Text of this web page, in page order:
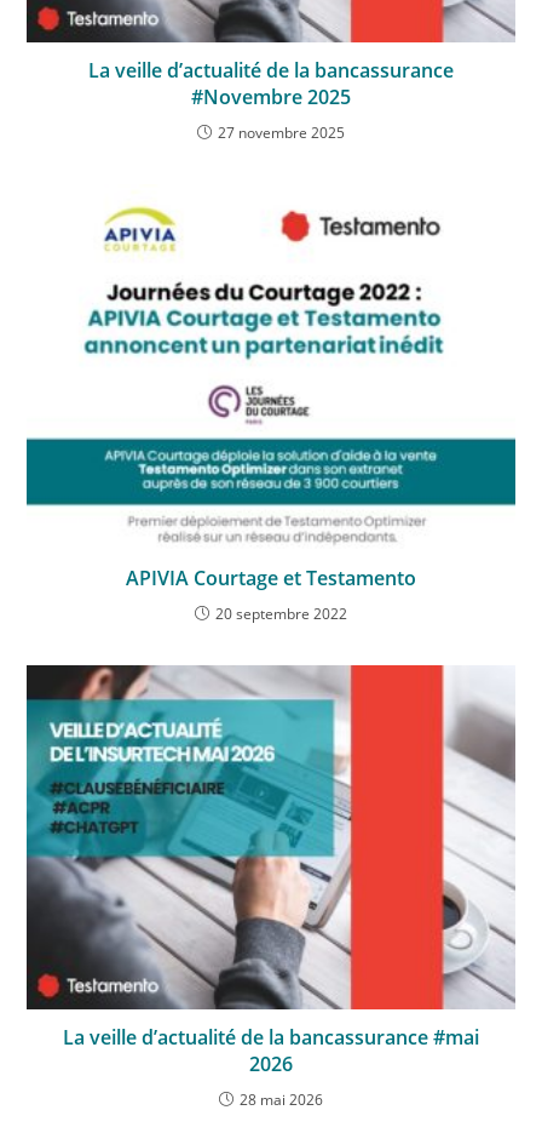
La veille d’actualité de la bancassurance
#Novembre 2025
27 novembre 2025
APIVIA Courtage et Testamento
20 septembre 2022
La veille d’actualité de la bancassurance #mai
2026
28 mai 2026